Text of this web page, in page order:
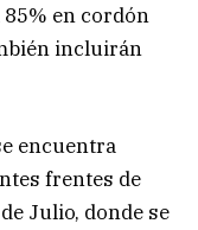
en cordón
incluirán
encuentra
frentes de
Julio, donde se